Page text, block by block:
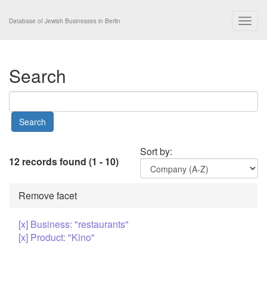
Database of Jewish Businesses in Berlin
Search
Sort by:
12 records found (1 - 10)
Remove facet
[x] Business: "restaurants"
[x] Product: "Kino"